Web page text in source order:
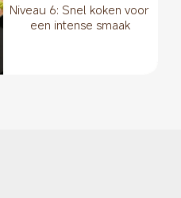
Niveau 6: Snel koken voor
een intense smaak